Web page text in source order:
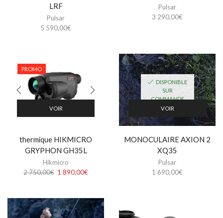
LRF
Pulsar
5 590,00€
Pulsar
3 290,00€
PROMO
VOIR
thermique HIKMICRO
GRYPHON GH35L
Hikmicro
2 750,00€ Le
était :
2
1 890,00€
est :
1
DISPONIBLE
SUR
COMMANDE
VOIR
MONOCULAIRE AXION 2
XQ35
Pulsar
1 690,00€